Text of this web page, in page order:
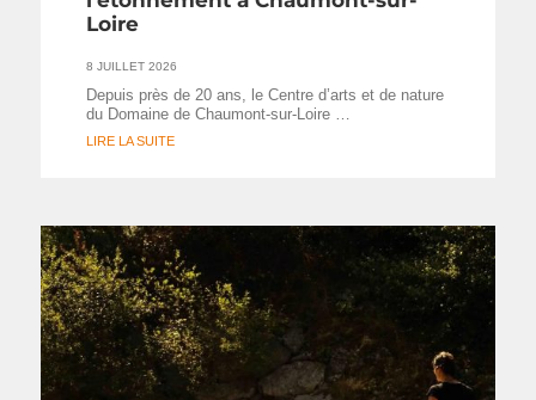
Loire
8 JUILLET 2026
Depuis près de 20 ans, le Centre d’arts et de nature
du Domaine de Chaumont-sur-Loire …
LIRE LA SUITE